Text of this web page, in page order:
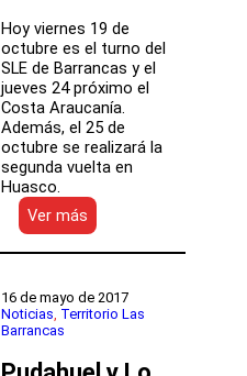
Hoy viernes 19 de
octubre es el turno del
SLE de Barrancas y el
jueves 24 próximo el
Costa Araucanía.
Además, el 25 de
octubre se realizará la
segunda vuelta en
Huasco.
Ver más
Hoy
y
próxima
semana
16 de mayo de 2017
Noticias Territorio Las
Barrancas